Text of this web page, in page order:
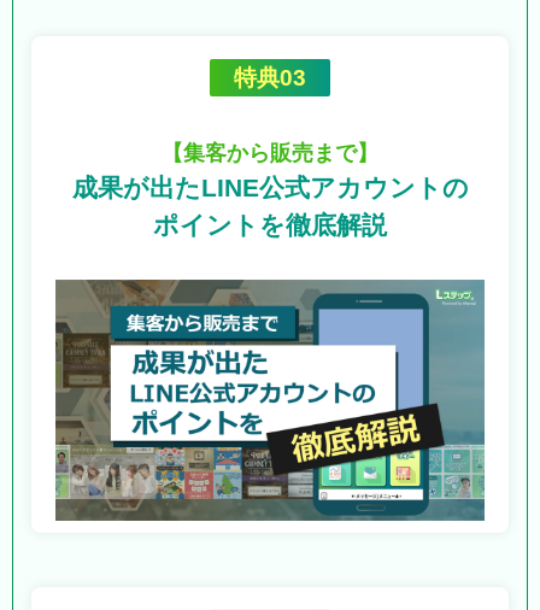
特典03
【集客から販売まで】
成果が出たLINE公式アカウントの
ポイントを徹底解説